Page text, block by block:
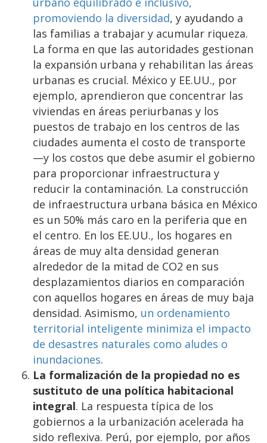
promoviendo la diversidad, y ayudando a
las familias a trabajar y acumular riqueza.
La forma en que las autoridades gestionan
la expansión urbana y rehabilitan las áreas
urbanas es crucial. México y EE.UU., por
ejemplo, aprendieron que concentrar las
viviendas en áreas periurbanas y los
puestos de trabajo en los centros de las
ciudades aumenta el costo de transporte
—y los costos que debe asumir el gobierno
para proporcionar infraestructura y
reducir la contaminación. La construcción
de infraestructura urbana básica en México
es un 50% más caro en la periferia que en
el centro. En los EE.UU., los hogares en
áreas de muy alta densidad generan
alrededor de la mitad de CO2 en sus
desplazamientos diarios en comparación
con aquellos hogares en áreas de muy baja
densidad. Asimismo, un ordenamiento
territorial inteligente minimiza el impacto
de desastres naturales como aludes o
inundaciones.
La formalización de la propiedad no es
sustituto de una política habitacional
integral. La respuesta típica de los
gobiernos a la urbanización acelerada ha
sido reflexiva. Perú, por ejemplo, por años